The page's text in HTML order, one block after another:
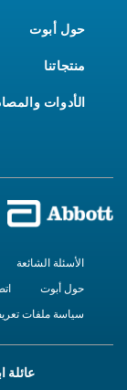
حول أبوت
منتجاتنا
الأدوات
الأسئلة الشائعة
حول أبوت
سياسة ملفات
عائلة